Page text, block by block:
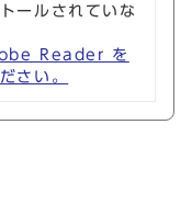
ールされていな
Reader を
さい。